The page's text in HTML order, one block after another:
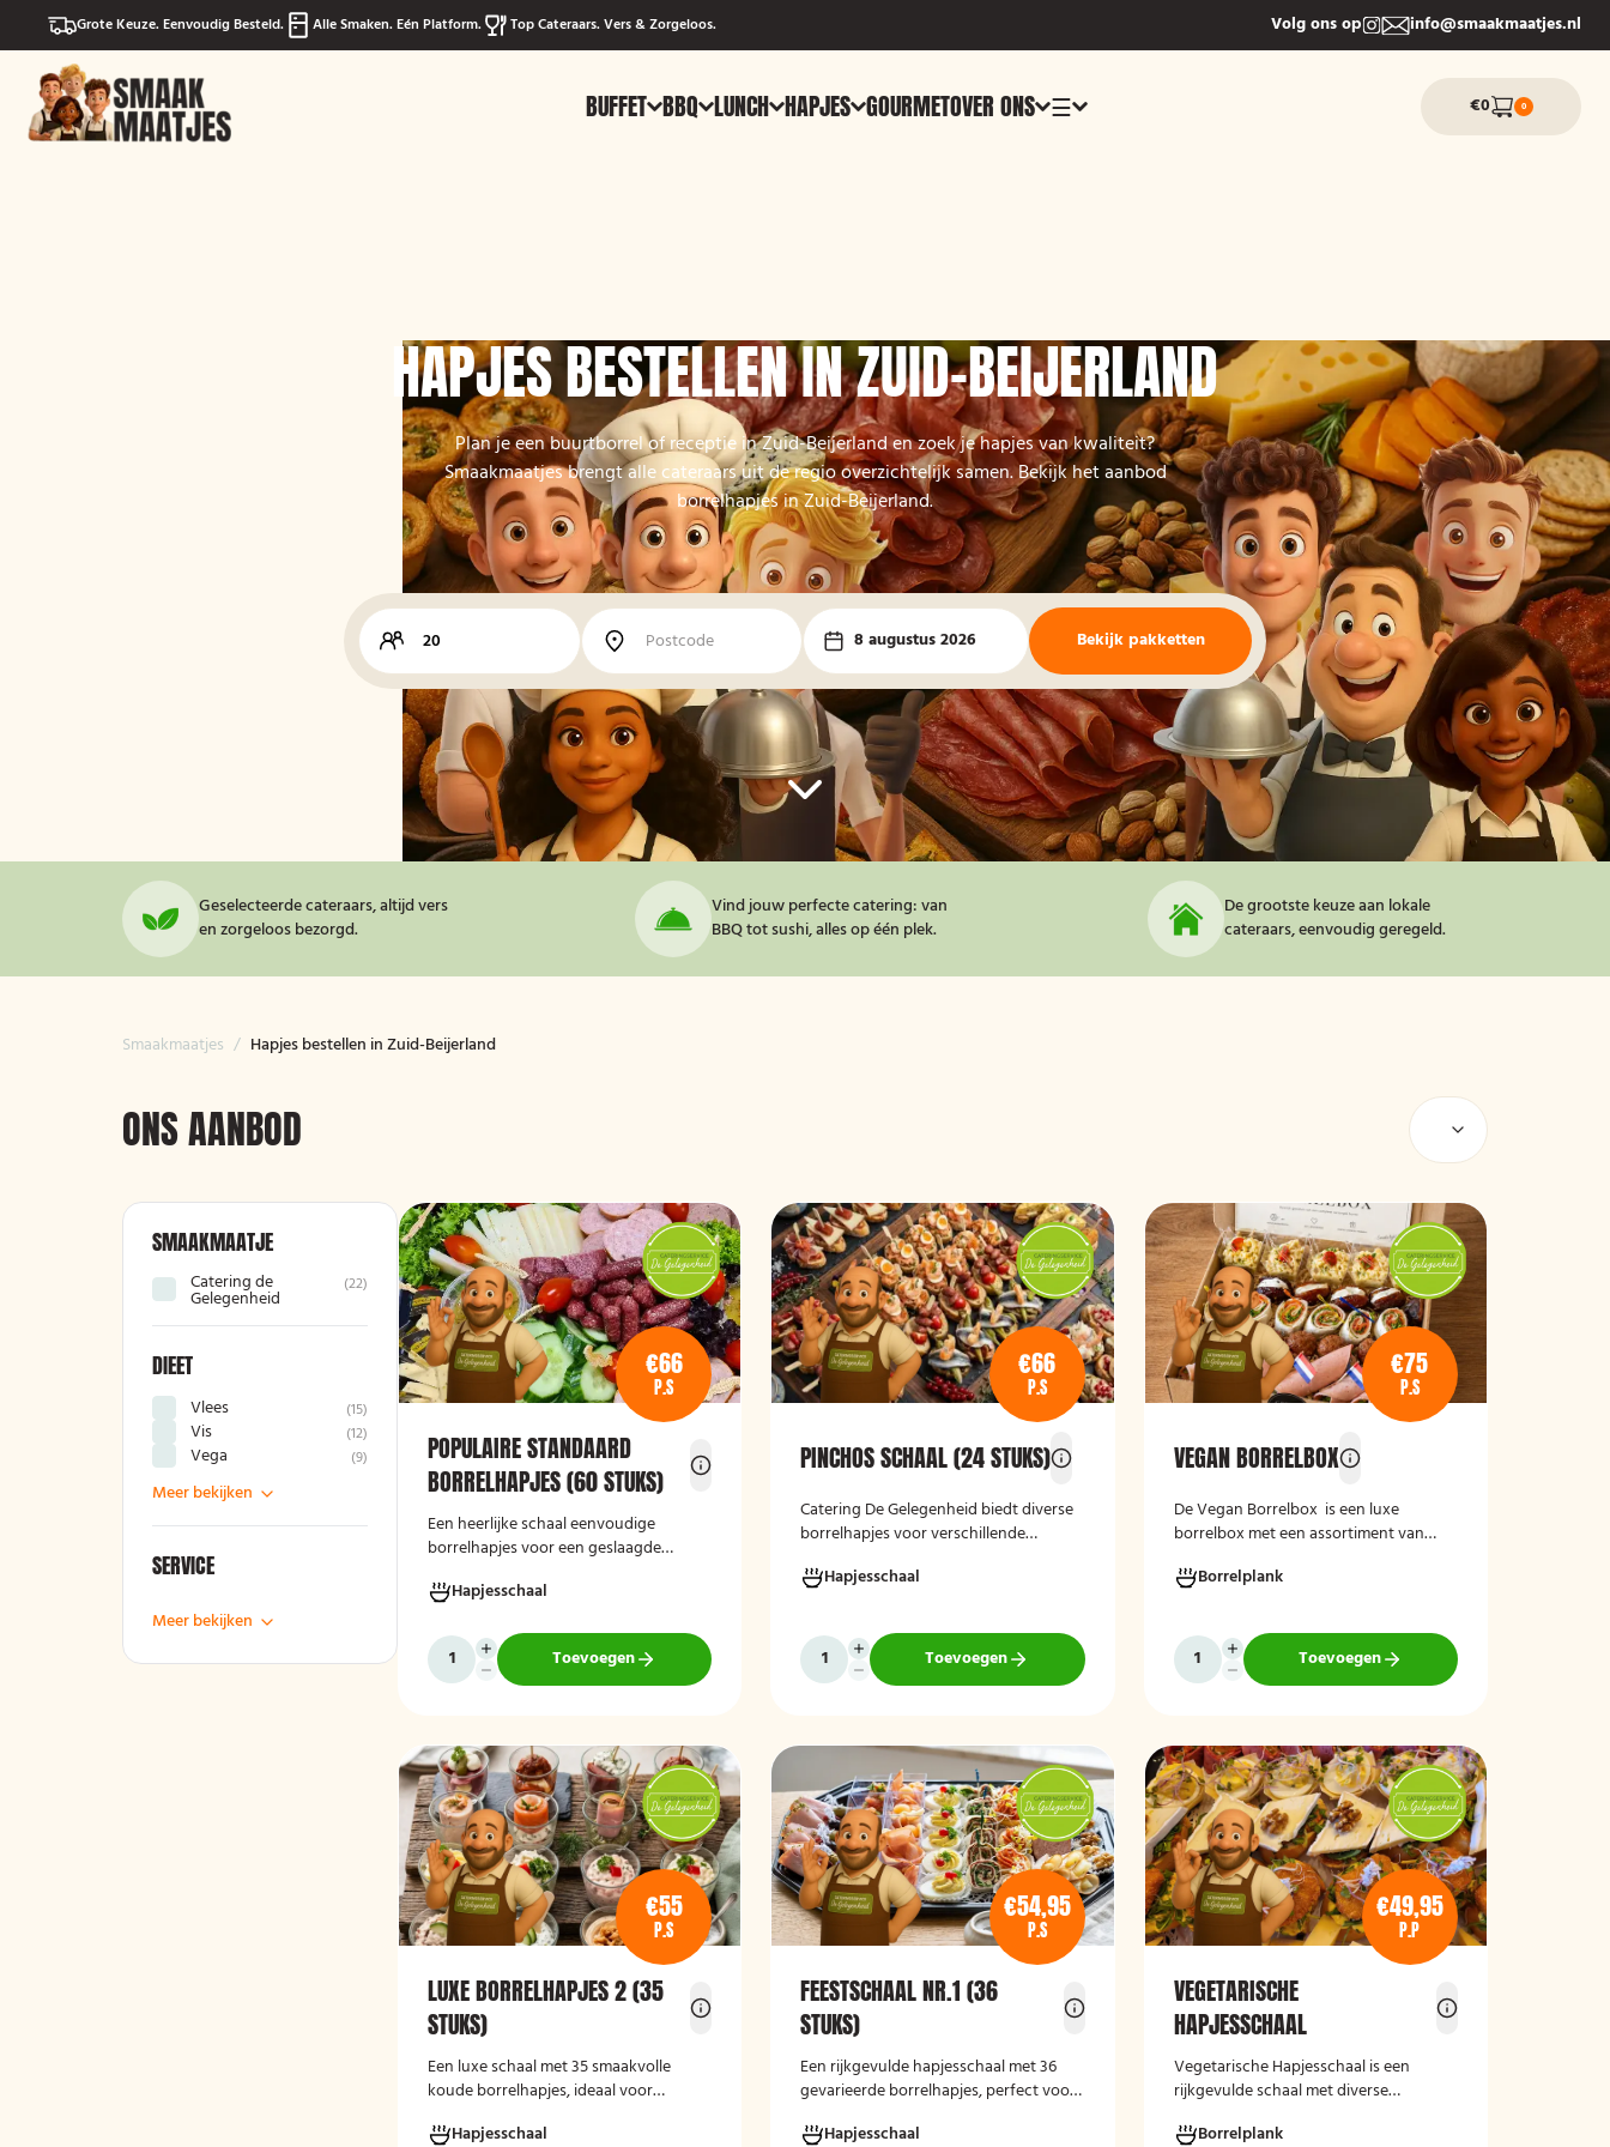
Grote Keuze. Eenvoudig Besteld. Alle Smaken. Eén Platform. Top Cateraars. Vers & Zorgeloos. Volg ons op info@smaakmaatjes.nl
BUFFET BBQ LUNCH HAPJES GOURMETOVER ONS ☰ €0 0
HAPJES BESTELLEN IN ZUID-BEIJERLAND
Plan je een buurtborrel of receptie in Zuid-Beijerland en zoek je hapjes van kwaliteit?
Smaakmaatjes brengt alle cateraars uit de regio overzichtelijk samen. Bekijk het aanbod
borrelhapjes in Zuid-Beijerland.
8 augustus 2026 Bekijk pakketten
Geselecteerde cateraars, altijd vers
en zorgeloos bezorgd.
Vind jouw perfecte catering: van
BBQ tot sushi, alles op één plek.
De grootste keuze aan lokale
cateraars, eenvoudig geregeld.
Smaakmaatjes / Hapjes bestellen in Zuid-Beijerland
ONS AANBOD
SMAAKMAATJE
Catering de
Gelegenheid
(22)
DIEET
Vlees (15)
Vis (12)
Vega (9)
Meer bekijken
SERVICE
Meer bekijken
€66
P.S
POPULAIRE STANDAARD
BORRELHAPJES (60 STUKS)
Een heerlijke schaal eenvoudige
borrelhapjes voor een geslaagde
Hapjesschaal
Toevoegen
€66
P.S
PINCHOS SCHAAL (24 STUKS)
Catering De Gelegenheid biedt diverse
borrelhapjes voor verschillende
verjaardag, receptie of andere
hapjes. Hieronder ziet u een selectie uit
ons aanbod. De Poncho's schaal is
geschikt voor maximaal 6 personen
Hapjesschaal
Toevoegen
€75
P.S
VEGAN BORRELBOX
DeVegan Borrelbox is een luxe
borrelbox met een assortiment van
hapjes. De box bevat onder andere
vegan roomkaas en geroosterde
groenten, crostini’s en andere
smaakvolle borrelhapjes die direct
Borrelplank
Toevoegen
€55
P.S
LUXE BORRELHAPJES 2 (35
STUKS)
Een luxe schaal met 35 smaakvolle
koude borrelhapjes, ideaal voor
Vers bereid, representatief
Hapjesschaal
€54,95
P.S
FEESTSCHAAL NR.1 (36
STUKS)
Een rijkgevulde hapjesschaal met 36
gevarieerde borrelhapjes, perfect voor
direct serveerklaar en geschikt voor
Hapjesschaal
€49,95
P.P
VEGETARISCHE
HAPJESSCHAAL
Vegetarische Hapjesschaalis een
rijkgevulde schaal met diverse
ideaal voor feestjes, recepties,
Borrelplank